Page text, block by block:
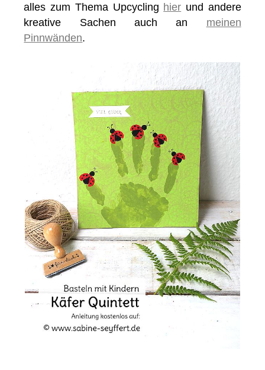
alles zum Thema Upcycling hier und andere
kreative Sachen auch an meinen
Pinnwänden.